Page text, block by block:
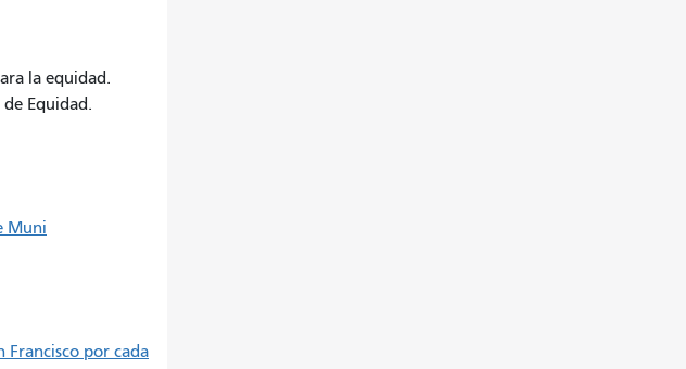
la equidad.
Equidad.
Muni
por cada